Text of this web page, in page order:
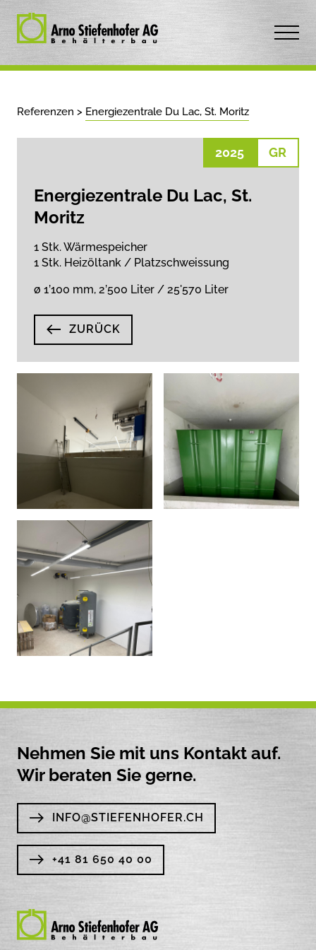
Referenzen > Energiezentrale Du Lac, St. Moritz
2025 GR
Energiezentrale Du Lac, St.
Moritz
1 Stk. Wärmespeicher
1 Stk. Heizöltank / Platzschweissung
ø 1’100 mm, 2’500 Liter / 25'570 Liter
ZURÜCK
Nehmen Sie mit uns Kontakt auf.
Wir beraten Sie gerne.
INFO@STIEFENHOFER.CH
+41 81 650 40 00